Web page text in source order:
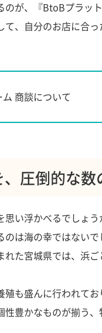
が、『BtoBプラッ
、自分のお店に合っ
商談について
圧倒的な
い浮かべるでしょう
は海の幸ではないで
れた宮城県では、浜
殖も盛んに行われて
豊かなものが揃う、